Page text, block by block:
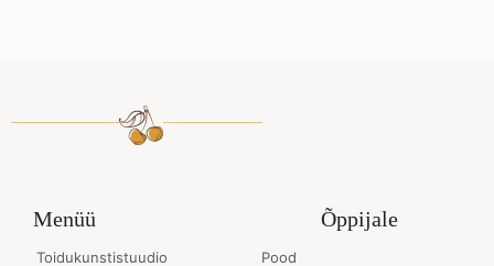
Menüü
Toidukunstistuudio
Õppijale
Pood